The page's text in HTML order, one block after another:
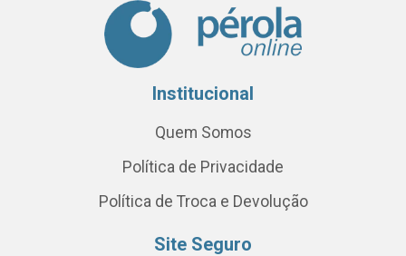
Institucional
Quem Somos
Política de Privacidade
Política de Troca e Devolução
Site Seguro